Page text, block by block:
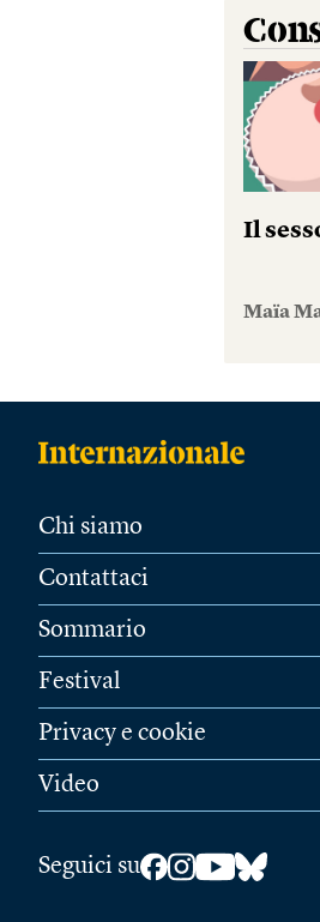
Il
Maïa
Chi siamo
Contattaci
Sommario
Festival
Privacy e cookie
Video
Seguici su